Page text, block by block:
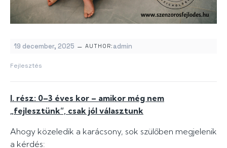
19 december, 2025 – AUTHOR: admin
Fejlesztés
I. rész: 0–3 éves kor – amikor még nem
„fejlesztünk”, csak jól választunk
Ahogy közeledik a karácsony, sok szülőben megjelenik
a kérdés: